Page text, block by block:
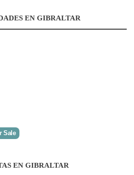
EN GIBRALTAR
Sale
EN GIBRALTAR